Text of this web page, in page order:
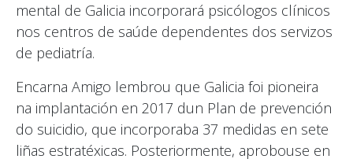
mental de Galicia incorporará psicólogos clínicos
nos centros de saúde dependentes dos servizos
de pediatría.
Encarna Amigo lembrou que Galicia foi pioneira
na implantación en 2017 dun Plan de prevención
do suicidio, que incorporaba 37 medidas en sete
liñas estratéxicas. Posteriormente, aprobouse en